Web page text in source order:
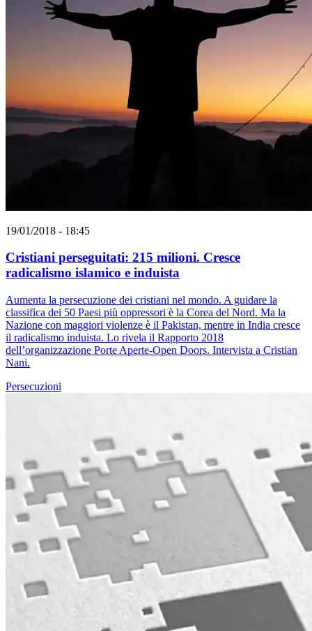
19/01/2018 - 18:45
Cristiani perseguitati: 215 milioni. Cresce
radicalismo islamico e induista
Aumenta la persecuzione dei cristiani nel mondo. A guidare la
classifica dei 50 Paesi più oppressori è la Corea del Nord. Ma la
Nazione con maggiori violenze è il Pakistan, mentre in India cresce
il radicalismo induista. Lo rivela il Rapporto 2018
dell’organizzazione Porte Aperte-Open Doors. Intervista a Cristian
Nani.
Persecuzioni